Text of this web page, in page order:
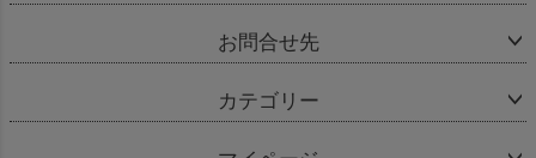
お問合せ先
カテゴリー